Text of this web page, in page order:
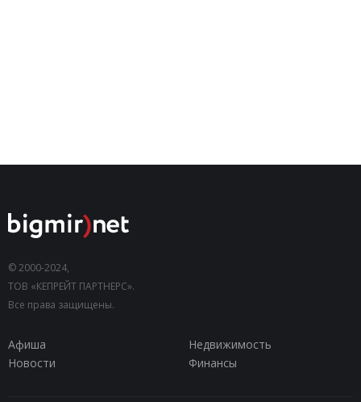
© 2000-2024,
ТОВ «КЕПРЕЙТ ПАРТНЕРС».
Все права защищены.
Афиша
Недвижимость
Новости
Финансы